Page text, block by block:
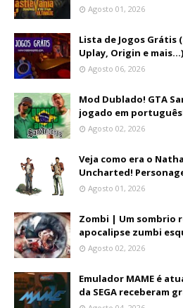
Agosto 01, 2026
Lista de Jogos Grátis
Uplay, Origin e
Agosto 06, 2026
Mod Dublado! GTA
jogado em
Agosto 02, 2026
Veja como era o
Uncharted!
Agosto 01, 2026
Zombi | Um sombrio
apocalipse zumbi
Agosto 02, 2026
Emulador MAME é
da SEGA receberam